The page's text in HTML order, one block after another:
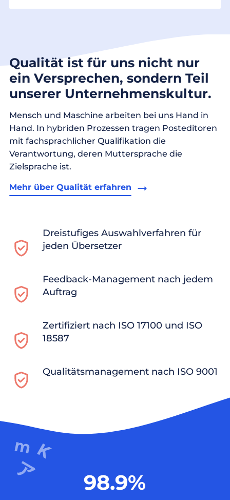
Qualität ist für uns nicht nur
ein Versprechen, sondern Teil
unserer Unternehmenskultur.
Mensch und Maschine arbeiten bei uns Hand in
Hand. In hybriden Prozessen tragen Posteditoren
mit fachsprachlicher Qualifikation die
Verantwortung, deren Muttersprache die
Zielsprache ist.
Mehr über Qualität erfahren
Dreistufiges Auswahlverfahren für
jeden Übersetzer
Feedback-Management nach jedem
Auftrag
Zertifiziert nach ISO 17100 und ISO
18587
Qualitätsmanagement nach ISO 9001
98.9%